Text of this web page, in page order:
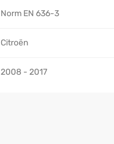
Norm EN 636-3
Citroën
2008 - 2017